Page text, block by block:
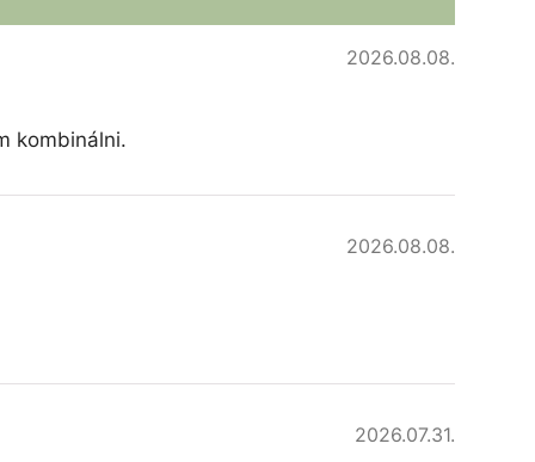
2026.08.08.
kombinálni.
2026.08.08.
2026.07.31.